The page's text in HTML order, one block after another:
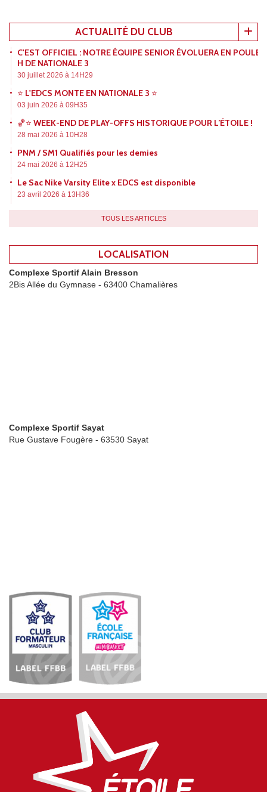
ACTUALITÉ DU CLUB
C'EST OFFICIEL : NOTRE ÉQUIPE SENIOR ÉVOLUERA EN POULE
H DE NATIONALE 3
30 juillet 2026 à 14H29
⭐️ L'EDCS MONTE EN NATIONALE 3 ⭐️
03 juin 2026 à 09H35
🏀⭐ WEEK-END DE PLAY-OFFS HISTORIQUE POUR L’ÉTOILE !
28 mai 2026 à 10H28
PNM / SM1 Qualifiés pour les demies
24 mai 2026 à 12H25
Le Sac Nike Varsity Elite x EDCS est disponible
23 avril 2026 à 13H36
TOUS LES ARTICLES
LOCALISATION
Complexe Sportif Alain Bresson
2Bis Allée du Gymnase - 63400 Chamalières
Complexe Sportif Sayat
Rue Gustave Fougère - 63530 Sayat